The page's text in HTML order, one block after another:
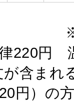
円
が含ま
円）の